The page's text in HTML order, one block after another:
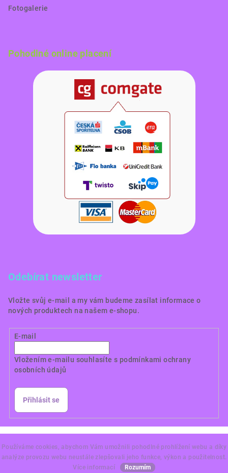
Používáme cookies, abychom Vám umožnili pohodlné prohlížení webu a díky
analýze provozu webu neustále zlepšovali jeho funkce, výkon a použitelnost.
Více informací
Rozumím
Fotogalerie
Pohodlné online placení
Odebírat newsletter
Vložte svůj e-mail a my vám budeme zasílat informace o
nových produktech na našem e-shopu.
E-mail
Vložením e-mailu souhlasíte s podmínkami ochrany
osobních údajů
Přihlásit se
vyhrazena.
Vytvořil Shoptet Premium